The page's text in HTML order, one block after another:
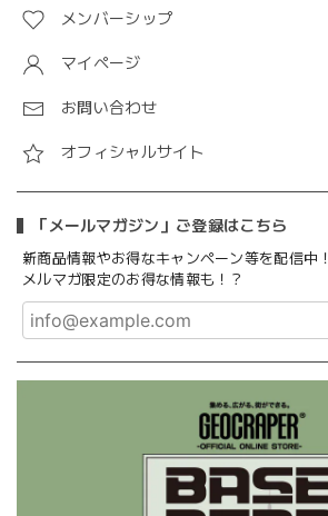
メンバーシップ
マイページ
お問い合わせ
オフィシャルサイト
「メールマガジン」ご登録はこちら
新商品情報やお得なキャンペーン等を配信中！
メルマガ限定のお得な情報も！？